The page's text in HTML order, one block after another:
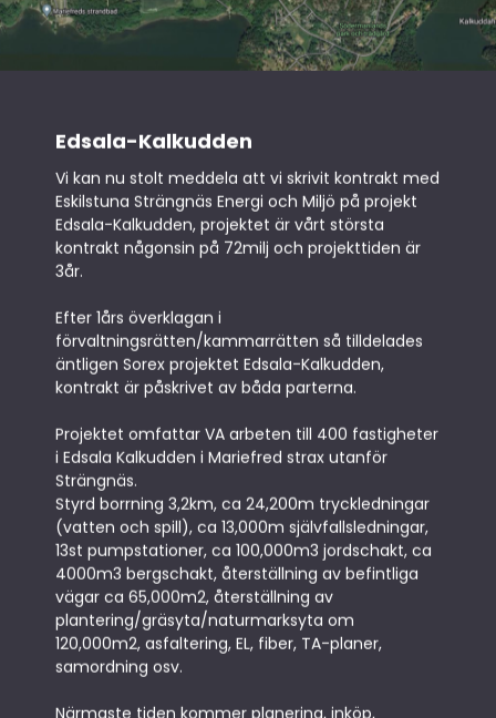
Edsala-Kalkudden
Vi kan nu stolt meddela att vi skrivit kontrakt med
Eskilstuna Strängnäs Energi och Miljö på projekt
Edsala-Kalkudden, projektet är vårt största
kontrakt någonsin på 72milj och projekttiden är
3år.
Efter 1års överklagan i
förvaltningsrätten/kammarrätten så tilldelades
äntligen Sorex projektet Edsala-Kalkudden,
kontrakt är påskrivet av båda parterna.
Projektet omfattar VA arbeten till 400 fastigheter
i Edsala Kalkudden i Mariefred strax utanför
Strängnäs.
Styrd borrning 3,2km, ca 24,200m tryckledningar
(vatten och spill), ca 13,000m självfallsledningar,
13st pumpstationer, ca 100,000m3 jordschakt, ca
4000m3 bergschakt, återställning av befintliga
vägar ca 65,000m2, återställning av
plantering/gräsyta/naturmarksyta om
120,000m2, asfaltering, EL, fiber, TA-planer,
samordning osv.
Närmaste tiden kommer planering, inköp,